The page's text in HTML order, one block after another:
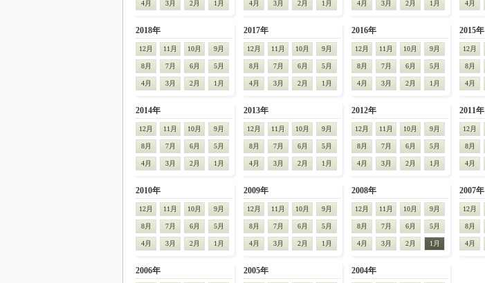
4月 3月 2月 1月 4月 3月 2月 1月 4月 3月 2月 1月 4月
2018年
12月 11月 10月 9月
8月 7月 6月 5月
4月 3月 2月 1月
2017年
12月 11月 10月 9月
8月 7月 6月 5月
4月 3月 2月 1月
2016年
12月 11月 10月 9月
8月 7月 6月 5月
4月 3月 2月 1月
2015年
12月
8月
4月
2014年
12月 11月 10月 9月
8月 7月 6月 5月
4月 3月 2月 1月
2013年
12月 11月 10月 9月
8月 7月 6月 5月
4月 3月 2月 1月
2012年
12月 11月 10月 9月
8月 7月 6月 5月
4月 3月 2月 1月
2011年
12月
8月
4月
2010年
12月 11月 10月 9月
8月 7月 6月 5月
4月 3月 2月 1月
2009年
12月 11月 10月 9月
8月 7月 6月 5月
4月 3月 2月 1月
2008年
12月 11月 10月 9月
8月 7月 6月 5月
4月 3月 2月 1月
2007年
12月
8月
4月
2006年 2005年 2004年